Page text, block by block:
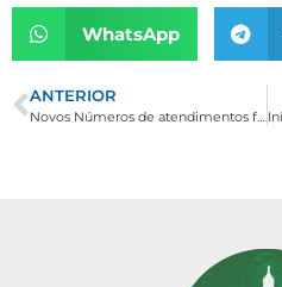
WhatsApp
ANTERIOR
Novos Números de atendimentos foram atualizados